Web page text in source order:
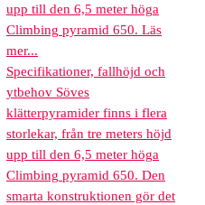
upp till den 6,5 meter höga
Climbing pyramid 650. Läs
mer...
Specifikationer, fallhöjd och
ytbehov Söves
klätterpyramider finns i flera
storlekar, från tre meters höjd
upp till den 6,5 meter höga
Climbing pyramid 650. Den
smarta konstruktionen gör det